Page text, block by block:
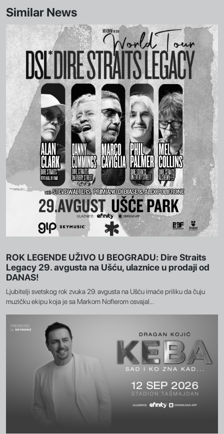
Similar News
ROK LEGENDE UŽIVO U BEOGRADU: Dire Straits
Legacy 29. avgusta na Ušću, ulaznice u prodaji od
DANAS!
Ljubitelji svetskog rok zvuka 29. avgusta na Ušću imaće priliku da čuju
muzičku ekipu koja je sa Markom Noflerom osvajal...